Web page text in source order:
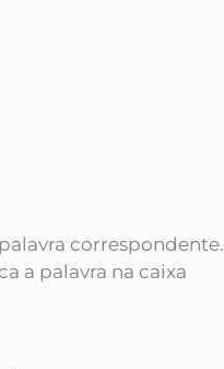
correspondente.
a palavra na caixa